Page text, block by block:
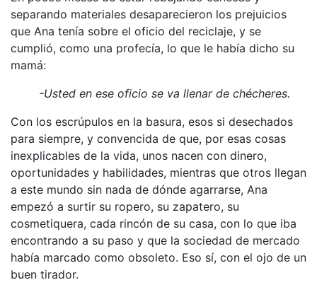
separando materiales desaparecieron los prejuicios
que Ana tenía sobre el oficio del reciclaje, y se
cumplió, como una profecía, lo que le había dicho su
mamá:
-Usted en ese oficio se va llenar de chécheres.
Con los escrúpulos en la basura, esos si desechados
para siempre, y convencida de que, por esas cosas
inexplicables de la vida, unos nacen con dinero,
oportunidades y habilidades, mientras que otros llegan
a este mundo sin nada de dónde agarrarse, Ana
empezó a surtir su ropero, su zapatero, su
cosmetiquera, cada rincón de su casa, con lo que iba
encontrando a su paso y que la sociedad de mercado
había marcado como obsoleto. Eso sí, con el ojo de un
buen tirador.